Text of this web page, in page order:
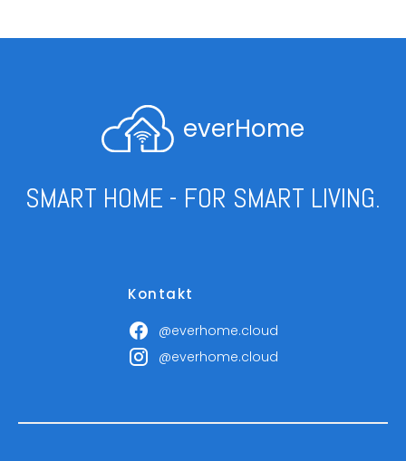
everHome
SMART HOME - FOR SMART LIVING.
Kontakt
@everhome.cloud
@everhome.cloud